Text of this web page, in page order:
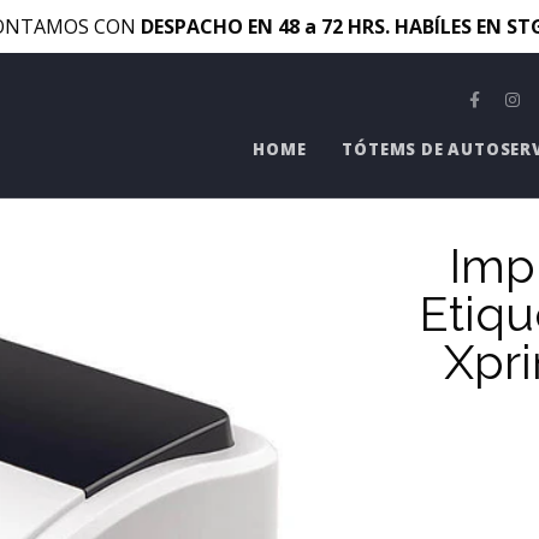
CON DESPACHO EN 48 a 72 HRS. HABÍLES EN
HOME TÓTEMS DE